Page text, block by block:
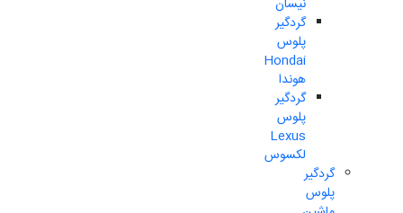
نیسان
گردگیر
پلوس
Hondai
هوندا
گردگیر
پلوس
Lexus
لکسوس
گردگیر
پلوس